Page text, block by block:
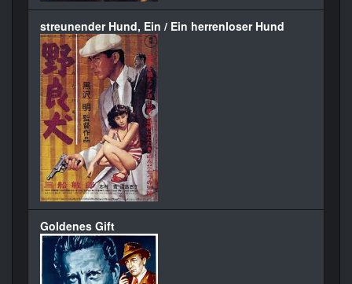
streunender Hund, Ein / Ein herrenloser Hund
Goldenes Gift